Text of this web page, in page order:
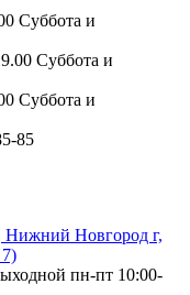
Суббота и
Суббота и
85
Нижний Новгород г,
пн-пт 10:00-